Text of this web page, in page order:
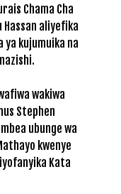
Chama Cha
Hassan aliyefika
ya kujumuika na